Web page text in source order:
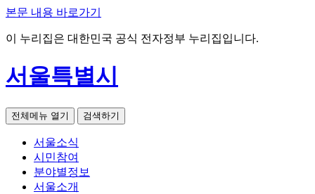
본문 내용 바로가기
이 누리집은 대한민국 공식 전자정부 누리집입니다.
서울특별시
전체메뉴 열기 검색하기
서울소식
시민참여
분야별정보
서울소개